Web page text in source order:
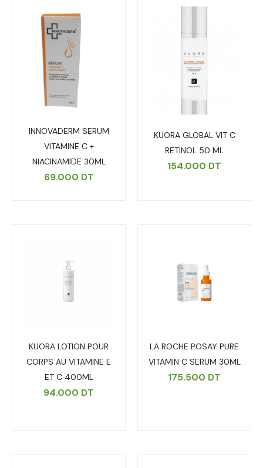
INNOVADERM SERUM
VITAMINE C +
NIACINAMIDE 30ML
69.000 DT
KUORA GLOBAL VIT C
RETINOL 50 ML
154.000 DT
KUORA LOTION POUR
CORPS AU VITAMINE E
ET C 400ML
94.000 DT
LA ROCHE POSAY PURE
VITAMIN C SERUM 30ML
175.500 DT